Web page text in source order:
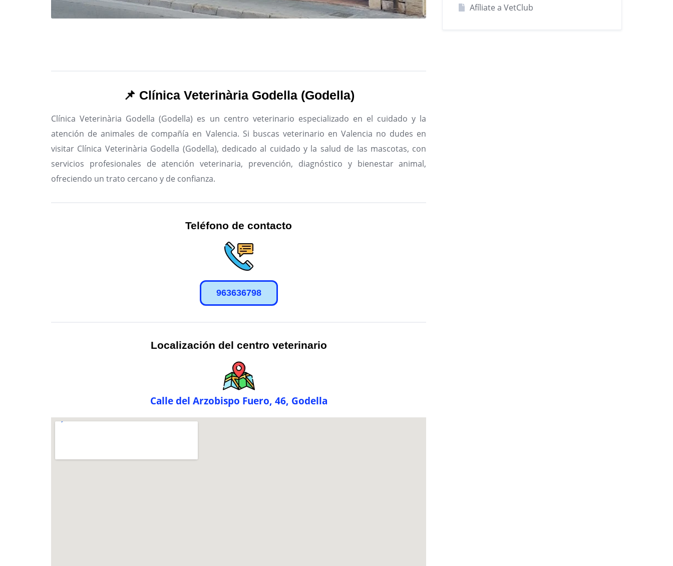
📌 Clínica Veterinària Godella (Godella)
Clínica Veterinària Godella (Godella) es un centro veterinario especializado en el cuidado y la
atención de animales de compañía en Valencia. Si buscas veterinario en Valencia no dudes en
visitar Clínica Veterinària Godella (Godella), dedicado al cuidado y la salud de las mascotas, con
servicios profesionales de atención veterinaria, prevención, diagnóstico y bienestar animal,
ofreciendo un trato cercano y de confianza.
Teléfono de contacto
963636798
Localización del centro veterinario
Calle del Arzobispo Fuero, 46, Godella
Afíliate a VetClub